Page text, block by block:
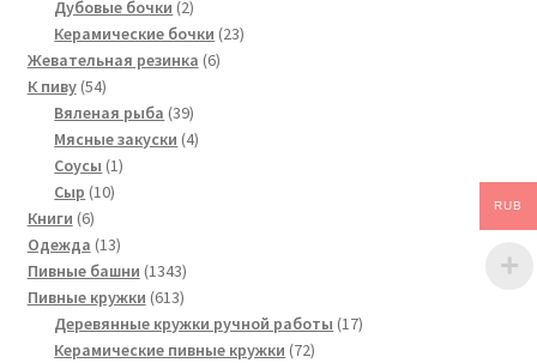
Дубовые бочки 22
товара
Керамические бочки 2323
Жевательная резинка 66
К пиву 5454
товара
Вяленая рыба 3939
товаров
Мясные закуски 44
Соусы 11
Сыр 1010
Книги 66
товаров
Одежда 1313
товаров
Пивные башни 13431343
товара
Пивные кружки 613613
товаров
Деревянные кружки ручной работы 1717
Керамические пивные кружки 7272
RUB